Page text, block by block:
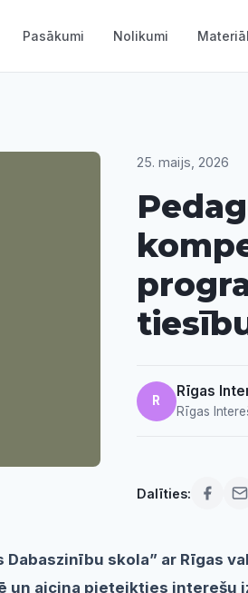
Pasākumi Nolikumi
25. maijs, 2026
R
Rīgas
Rīgas
Dalīties:
skola” ar Rīgas
aicina pieteikties interešu